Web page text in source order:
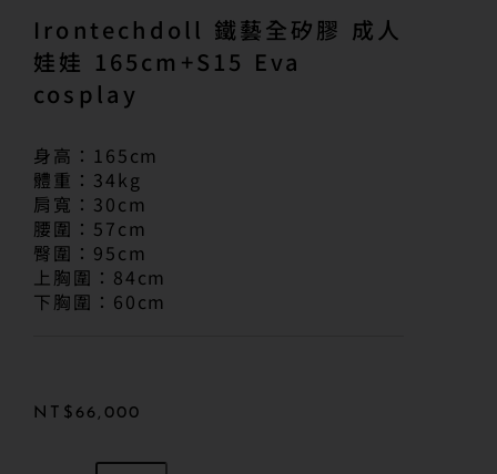
Irontechdoll 鐵藝全矽膠 成人
娃娃 165cm+S15 Eva
cosplay
身高：165cm
體重：34kg
肩寬：30cm
腰圍：57cm
臀圍：95cm
上胸圍：84cm
下胸圍：60cm
NT$ 66,000